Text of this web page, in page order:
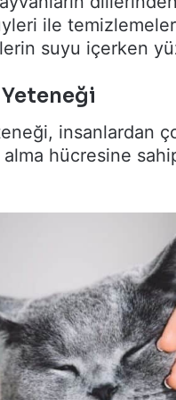
ile
suyu içerken
insanlardan
hücresine